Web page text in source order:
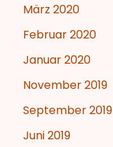
März 2020
Februar 2020
Januar 2020
November 2019
September 2019
Juni 2019